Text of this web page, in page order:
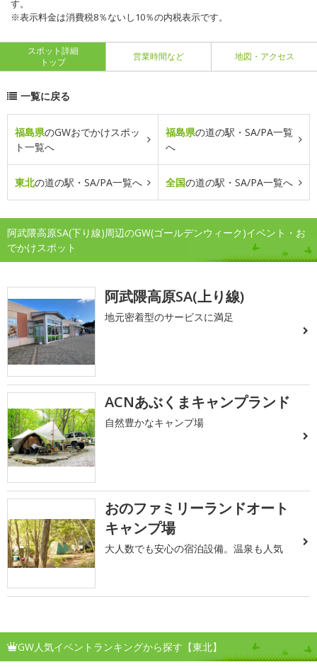
す。
※表示料金は消費税8％ないし10％の内税表示です。
スポット詳細
トップ
営業時間など 地図・アクセス
一覧に戻る
福島県のGWおでかけスポッ
ト一覧へ
福島県の道の駅・SA/PA一覧
へ
東北の道の駅・SA/PA一覧へ 全国の道の駅・SA/PA一覧へ
阿武隈高原SA(下り線)周辺のGW(ゴールデンウィーク)イベント・お
でかけスポット
阿武隈高原SA(上り線)
地元密着型のサービスに満足
ACNあぶくまキャンプランド
自然豊かなキャンプ場
おのファミリーランドオート
キャンプ場
大人数でも安心の宿泊設備。温泉も人気
GW人気イベントランキングから探す【東北】